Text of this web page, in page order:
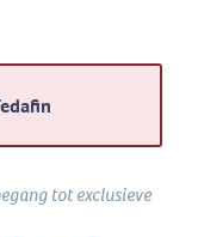
tot exclusieve